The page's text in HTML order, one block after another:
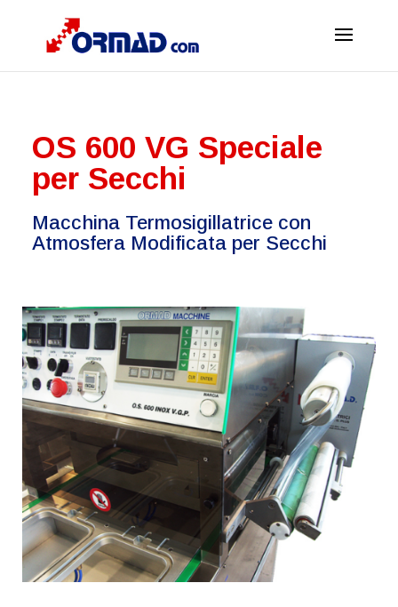
OS 600 VG Speciale
per Secchi
Macchina Termosigillatrice con
Atmosfera Modificata per Secchi